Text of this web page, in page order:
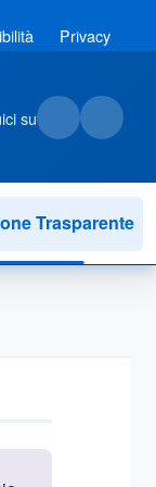
Privacy
su
Trasparente